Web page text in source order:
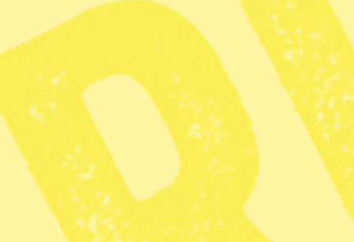
”Hur är det möjligt att inte
utrikesministern tydligt fördömer USA:s
agerande?” skriver advokaten Anne
Ramberg på Linked in.
Anna Langseth
Redaktör och skribent
I går morse, svensk tid, genomförde den amerikanska